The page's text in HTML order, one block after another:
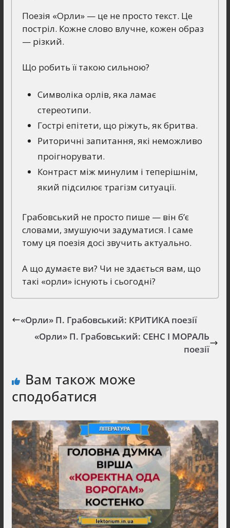
Поезія «Орли» — це не просто текст. Це
постріл. Кожне слово влучне, кожен образ
— різкий.
Що робить її такою сильною?
Символіка орлів, яка ламає
стереотипи.
Гострі епітети, що ріжуть, як бритва.
Риторичні запитання, які неможливо
проігнорувати.
Контраст між минулим і теперішнім,
який підсилює трагізм ситуації.
Грабовський не просто пише — він б’є
словами, змушуючи задуматися. І саме
тому ця поезія досі звучить актуально.
А що думаєте ви? Чи не здається вам, що
такі «орли» існують і сьогодні?
«Орли» П. Грабовський: КРИТИКА поезії
«Орли» П. Грабовський: СЕНС І МОРАЛЬ
поезії
Вам також може
сподобатися